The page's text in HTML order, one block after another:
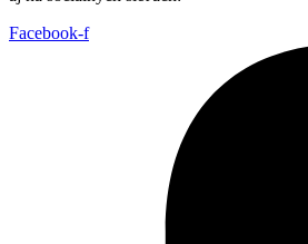
Facebook-f